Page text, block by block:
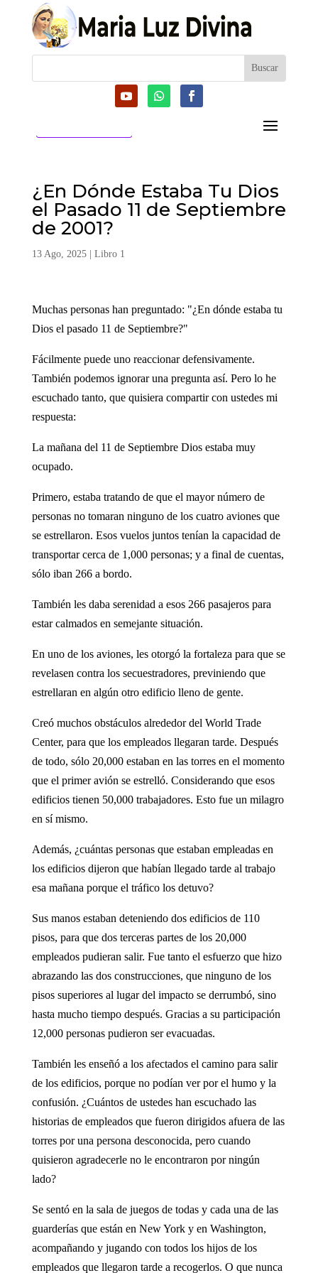
¿En Dónde Estaba Tu Dios
el Pasado 11 de Septiembre
de 2001?
13 Ago, 2025| Libro 1
Muchas personas han preguntado: "¿En dónde estaba tu
Dios el pasado 11 de Septiembre?"
Fácilmente puede uno reac­cionar defensivamente.
También podemos ignorar una pregunta así. Pero lo he
escuchado tanto, que quisiera compartir con us­tedes mi
respuesta:
La mañana del 11 de Sep­tiembre Dios estaba muy
ocupa­do.
Primero, estaba tratando de que el mayor número de
personas no tomaran ninguno de los cuatro aviones que
se estrellaron. Esos vuelos juntos tenían la capacidad de
transportar cerca de 1,000 personas; y a final de cuentas,
sólo iban 266 a bordo.
También les daba serenidad a esos 266 pasajeros para
estar calmados en semejante situación.
En uno de los aviones, les otor­gó la fortaleza para que se
revelasen contra los secuestra­dores, previniendo que
estrellaran en algún otro edificio lleno de gente.
Creó muchos obstáculos al­rededor del World Trade
Center, para que los empleados llegaran tarde. Después
de todo, sólo 20,000 estaban en las torres en el momento
que el pri­mer avión se estrelló. Conside­rando que esos
edificios tienen 50,000 trabajadores. Esto fue un milagro
en sí mismo.
Además, ¿cuántas personas que estaban empleadas en
los edificios dijeron que habían lle­gado tarde al trabajo
esa maña­na porque el tráfico los detuvo?
Sus manos estaban detenien­do dos edificios de 110
pisos, para que dos terceras partes de los 20,000
empleados pudieran salir. Fue tanto el esfuerzo que hizo
abrazando las dos construc­ciones, que ninguno de los
pisos superiores al lugar del impacto se derrumbó, sino
hasta mucho tiempo después. Gracias a su participación
12,000 personas pudieron ser evacuadas.
También les enseñó a los afectados el camino para salir
de los edificios, porque no podían ver por el humo y la
confusión. ¿Cuántos de ustedes han escu­chado las
historias de empleados que fueron dirigidos afuera de las
torres por una persona desco­nocida, pero cuando
quisieron agradecerle no le encontraron por ningún
lado?
Se sentó en la sala de juegos de todas y cada una de las
guarderías que están en New York y en Washington,
acompa­ñando y jugando con todos los hijos de los
empleados que lle­garon tarde a recogerlos. O que nunca